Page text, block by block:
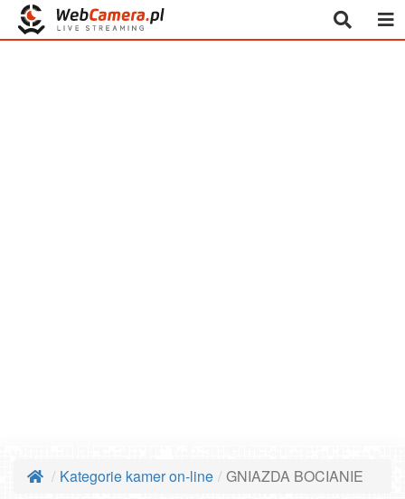
Kategorie kamer on-line GNIAZDA BOCIANIE